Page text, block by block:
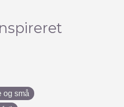
og små